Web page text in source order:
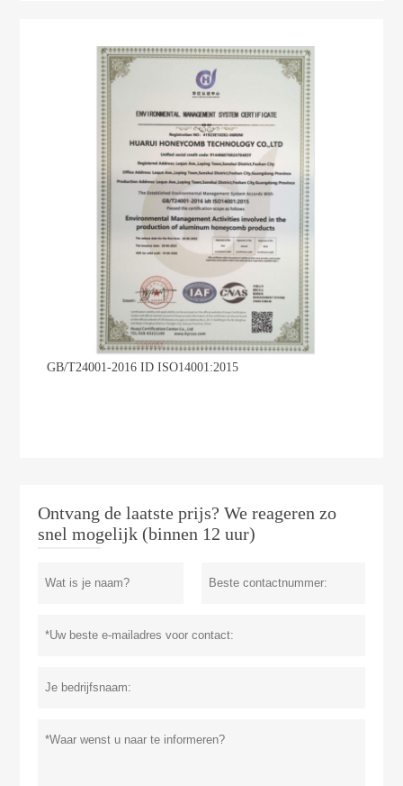
GB/T24001-2016 ID ISO14001:2015
Ontvang de laatste prijs? We reageren zo
snel mogelijk (binnen 12 uur)